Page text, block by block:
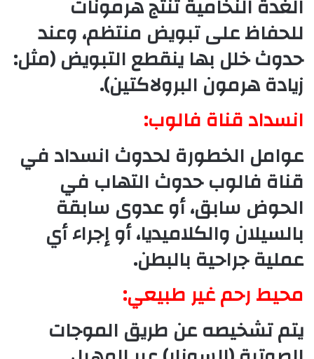
الغدة النخامية تنتج هرمونات
للحفاظ على تبويض منتظم، وعند
حدوث خلل بها ينقطع التبويض (مثل:
زيادة هرمون البرولاكتين).
انسداد قناة فالوب:
عوامل الخطورة لحدوث انسداد في
قناة فالوب حدوث التهاب في
الحوض سابق، أو عدوى سابقة
بالسيلان والكلاميديا، أو إجراء أي
عملية جراحية بالبطن.
محيط رحم غير طبيعي:
يتم تشخيصه عن طريق الموجات